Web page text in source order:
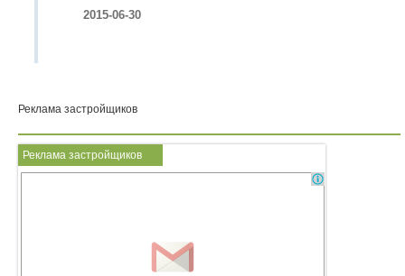
2015-06-30
Реклама застройщиков
Реклама застройщиков